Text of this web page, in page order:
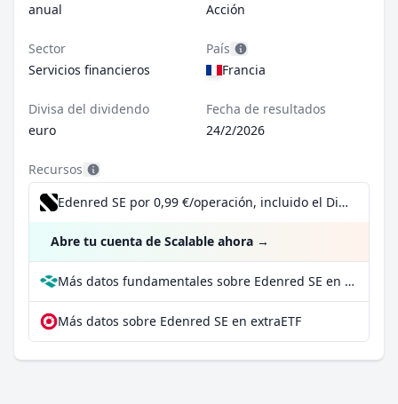
anual
Acción
Sector
Servicios financieros
País
Francia
Divisa del dividendo
euro
Fecha de resultados
24/2/2026
Recursos
Edenred SE por 0,99 €/operación, incluido el Dividend Reinvestment Plan
Abre tu cuenta de Scalable ahora →
Más datos fundamentales sobre Edenred SE en Parqet
Más datos sobre Edenred SE en extraETF